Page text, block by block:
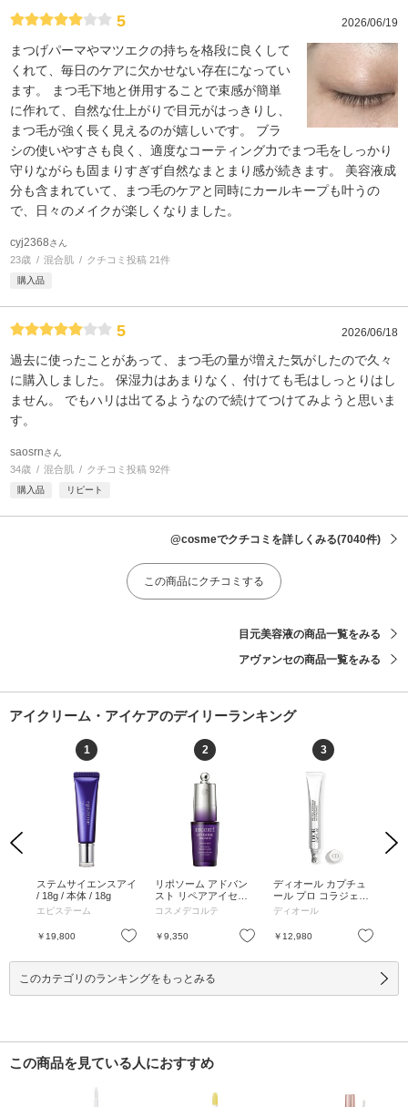
5 2026/06/19
まつげパーマやマツエクの持ちを格段に良くして
くれて、毎日のケアに欠かせない存在になってい
ます。 まつ毛下地と併用することで束感が簡単
に作れて、自然な仕上がりで目元がはっきりし、
まつ毛が強く長く見えるのが嬉しいです。 ブラ
シの使いやすさも良く、適度なコーティング力でまつ毛をしっかり
守りながらも固まりすぎず自然なまとまり感が続きます。 美容液成
分も含まれていて、まつ毛のケアと同時にカールキープも叶うの
で、日々のメイクが楽しくなりました。
cyj2368さん
23歳 混合肌 クチコミ投稿 21件
購入品
5 2026/06/18
過去に使ったことがあって、まつ毛の量が増えた気がしたので久々
に購入しました。 保湿力はあまりなく、付けても毛はしっとりはし
ません。 でもハリは出てるようなので続けてつけてみようと思いま
す。
saosrnさん
34歳 混合肌 クチコミ投稿 92件
購入品 リピート
@cosmeでクチコミを詳しくみる(7040件)
この商品にクチコミする
目元美容液の商品一覧をみる
アヴァンセの商品一覧をみる
アイクリーム・アイケアのデイリーランキング
Previous
お気に入り
1
ステムサイエンスアイ
/ 18g / 本体 / 18g
エピステーム
￥19,800 お気に入り
2
リポソーム アドバン
スト リペアアイセラ
ム / 20ml / 本体 / ティ
の香り / 20ml
コスメデコルテ
￥9,350 お気に入り
3
ディオール カプチュ
ール プロ コラジェン
ショット / 15mL / 15m
ディオール
￥12,980
Next
このカテゴリのランキングをもっとみる
この商品を見ている人におすすめ